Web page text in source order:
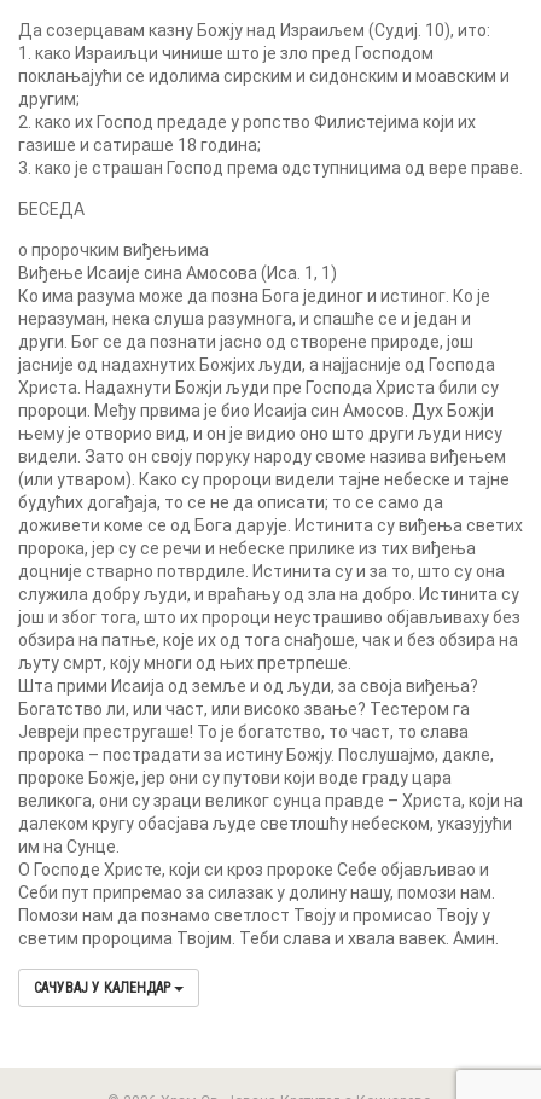
Да созерцавам казну Божју над Израиљем (Судиј. 10), ито:
1. како Израиљци чинише што је зло пред Господом
поклањајући се идолима сирским и сидонским и моавским и
другим;
2. како их Господ предаде у ропство Филистејима који их
газише и сатираше 18 година;
3. како је страшан Господ према одступницима од вере праве.
БЕСЕДА
о пророчким виђењима
Виђење Исаије сина Амосова (Иса. 1, 1)
Ко има разума може да позна Бога јединог и истиног. Ко је
неразуман, нека слуша разумнога, и спашће се и један и
други. Бог се да познати јасно од створене природе, још
јасније од надахнутих Божјих људи, а најјасније од Господа
Христа. Надахнути Божји људи пре Господа Христа били су
пророци. Међу првима је био Исаија син Амосов. Дух Божји
њему је отворио вид, и он је видио оно што други људи нису
видели. Зато он своју поруку народу своме назива виђењем
(или утваром). Како су пророци видели тајне небеске и тајне
будућих догађаја, то се не да описати; то се само да
доживети коме се од Бога дарује. Истинита су виђења светих
пророка, јер су се речи и небеске прилике из тих виђења
доцније стварно потврдиле. Истинита су и за то, што су она
служила добру људи, и враћању од зла на добро. Истинита су
још и због тога, што их пророци неустрашиво објављиваху без
обзира на патње, које их од тога снађоше, чак и без обзира на
љуту смрт, коју многи од њих претрпеше.
Шта прими Исаија од земље и од људи, за своја виђења?
Богатство ли, или част, или високо звање? Тестером га
Јевреји престругаше! То је богатство, то част, то слава
пророка – пострадати за истину Божју. Послушајмо, дакле,
пророке Божје, јер они су путови који воде граду цара
великога, они су зраци великог сунца правде – Христа, који на
далеком кругу обасјава људе светлошћу небеском, указујући
им на Сунце.
О Господе Христе, који си кроз пророке Себе објављивао и
Себи пут припремао за силазак у долину нашу, помози нам.
Помози нам да познамо светлост Твоју и промисао Твоју у
светим пророцима Твојим. Теби слава и хвала вавек. Амин.
САЧУВАЈ У КАЛЕНДАР